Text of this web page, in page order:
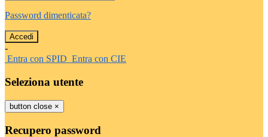
Password dimenticata?
-
Entra con SPID Entra con CIE
Seleziona utente
button close ×
Recupero password